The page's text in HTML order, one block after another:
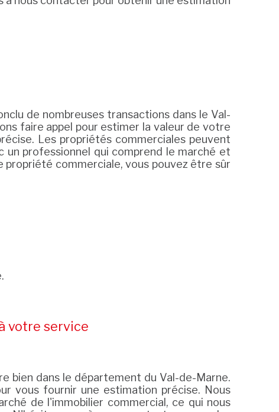
de nombreuses transactions dans le Val-
faire appel pour estimer la valeur de votre
Les propriétés commerciales peuvent
professionnel qui comprend le marché et
propriété commerciale, vous pouvez être sûr
votre service
bien dans le département du Val-de-Marne.
vous fournir une estimation précise. Nous
de l'immobilier commercial, ce qui nous